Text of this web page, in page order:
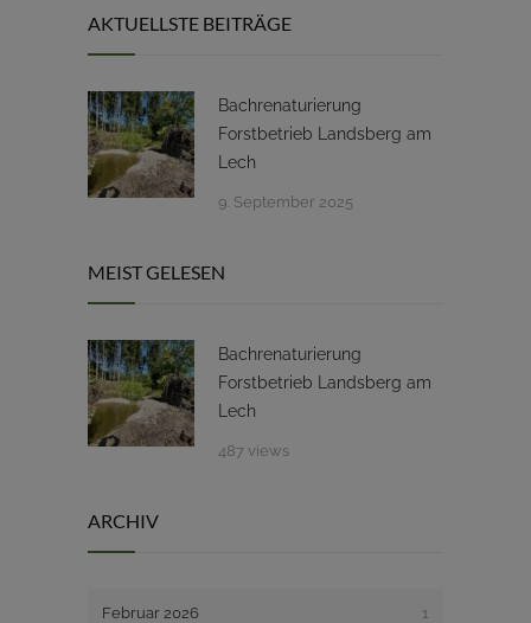
AKTUELLSTE BEITRÄGE
Bachrenaturierung
Forstbetrieb Landsberg am
Lech
9. September 2025
MEIST GELESEN
Bachrenaturierung
Forstbetrieb Landsberg am
Lech
487 views
ARCHIV
Februar 2026 1